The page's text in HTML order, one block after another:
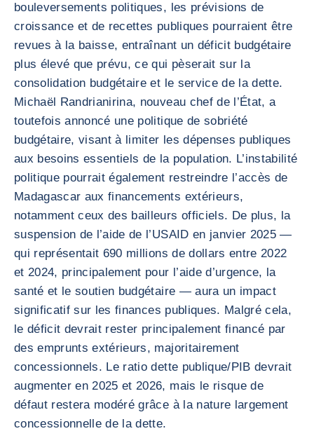
bouleversements politiques, les prévisions de
croissance et de recettes publiques pourraient être
revues à la baisse, entraînant un déficit budgétaire
plus élevé que prévu, ce qui pèserait sur la
consolidation budgétaire et le service de la dette.
Michaël Randrianirina, nouveau chef de l’État, a
toutefois annoncé une politique de sobriété
budgétaire, visant à limiter les dépenses publiques
aux besoins essentiels de la population. L’instabilité
politique pourrait également restreindre l’accès de
Madagascar aux financements extérieurs,
notamment ceux des bailleurs officiels. De plus, la
suspension de l’aide de l’USAID en janvier 2025 —
qui représentait 690 millions de dollars entre 2022
et 2024, principalement pour l’aide d’urgence, la
santé et le soutien budgétaire — aura un impact
significatif sur les finances publiques. Malgré cela,
le déficit devrait rester principalement financé par
des emprunts extérieurs, majoritairement
concessionnels. Le ratio dette publique/PIB devrait
augmenter en 2025 et 2026, mais le risque de
défaut restera modéré grâce à la nature largement
concessionnelle de la dette.